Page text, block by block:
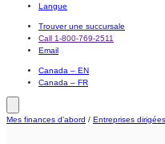
Langue
Trouver une succursale
Call 1-800-769-2511
Email
Canada – EN
Canada – FR
Mes finances d’abord / Entreprises